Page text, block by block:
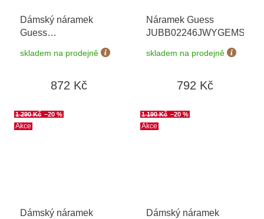
Dámský náramek
Guess
JUBB04656JWYGS+
možnost výměny do 90
skladem na prodejně
872 Kč
Náramek Guess
JUBB02246JWYGEMS
skladem na prodejně
792 Kč
Akce
1 290 Kč –20 %
Dámský náramek
Akce
1 190 Kč –20 %
Dámský náramek